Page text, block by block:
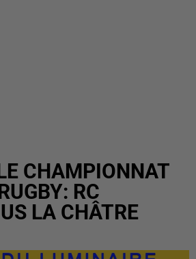
CHAMPIONNAT
RC
LA CHÂTRE